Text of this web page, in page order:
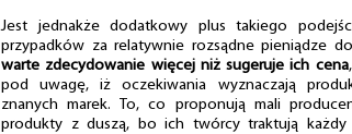
Jest jednakże dodatkowy plus takiego
przypadków za relatywnie rozsądne pieniądze
warte zdecydowanie więcej niż sugeruje ich cena
pod uwagę, iż oczekiwania wyznaczają
znanych marek. To, co proponują mali
produkty z duszą, bo ich twórcy traktują każdy